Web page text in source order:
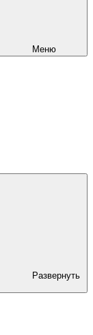
Меню
Развернуть